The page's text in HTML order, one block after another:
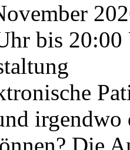
bis 20:00